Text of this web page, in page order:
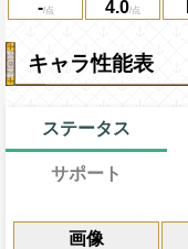
-
4.0
キャラ性能表
ステータス
画像
サポート